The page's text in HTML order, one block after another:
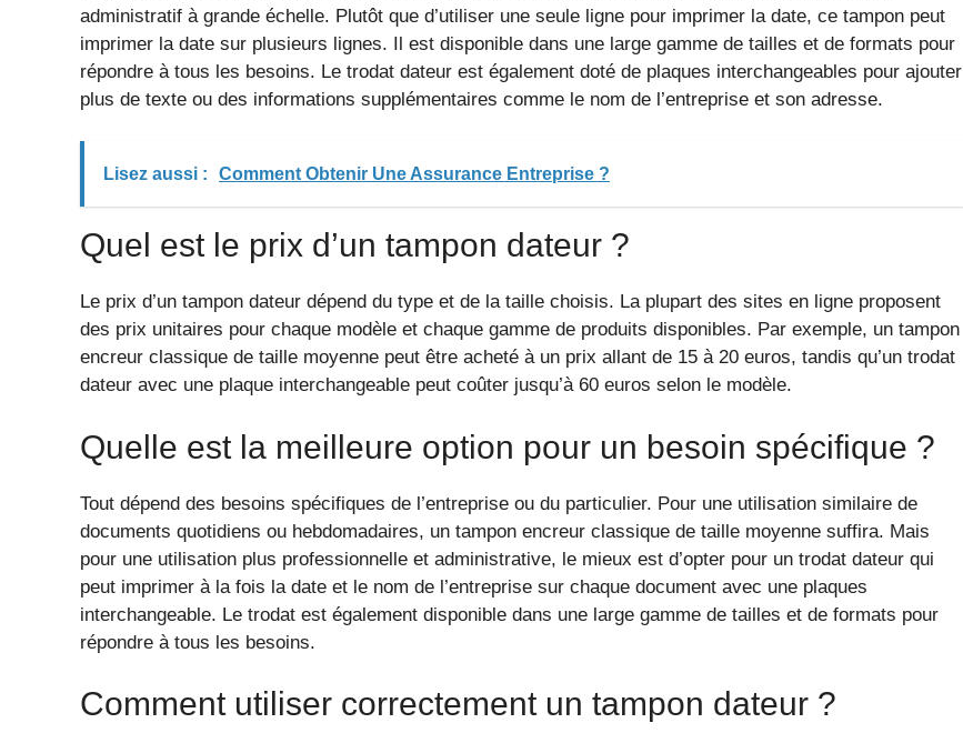
administratif à grande échelle. Plutôt que d’utiliser une seule ligne pour imprimer la date, ce tampon peut
imprimer la date sur plusieurs lignes. Il est disponible dans une large gamme de tailles et de formats pour
répondre à tous les besoins. Le trodat dateur est également doté de plaques interchangeables pour ajouter
plus de texte ou des informations supplémentaires comme le nom de l’entreprise et son adresse.
Lisez aussi : Comment Obtenir Une Assurance Entreprise ?
Quel est le prix d’un tampon dateur ?
Le prix d’un tampon dateur dépend du type et de la taille choisis. La plupart des sites en ligne proposent
des prix unitaires pour chaque modèle et chaque gamme de produits disponibles. Par exemple, un tampon
encreur classique de taille moyenne peut être acheté à un prix allant de 15 à 20 euros, tandis qu’un trodat
dateur avec une plaque interchangeable peut coûter jusqu’à 60 euros selon le modèle.
Quelle est la meilleure option pour un besoin spécifique ?
Tout dépend des besoins spécifiques de l’entreprise ou du particulier. Pour une utilisation similaire de
documents quotidiens ou hebdomadaires, un tampon encreur classique de taille moyenne suffira. Mais
pour une utilisation plus professionnelle et administrative, le mieux est d’opter pour un trodat dateur qui
peut imprimer à la fois la date et le nom de l’entreprise sur chaque document avec une plaques
interchangeable. Le trodat est également disponible dans une large gamme de tailles et de formats pour
répondre à tous les besoins.
Comment utiliser correctement un tampon dateur ?